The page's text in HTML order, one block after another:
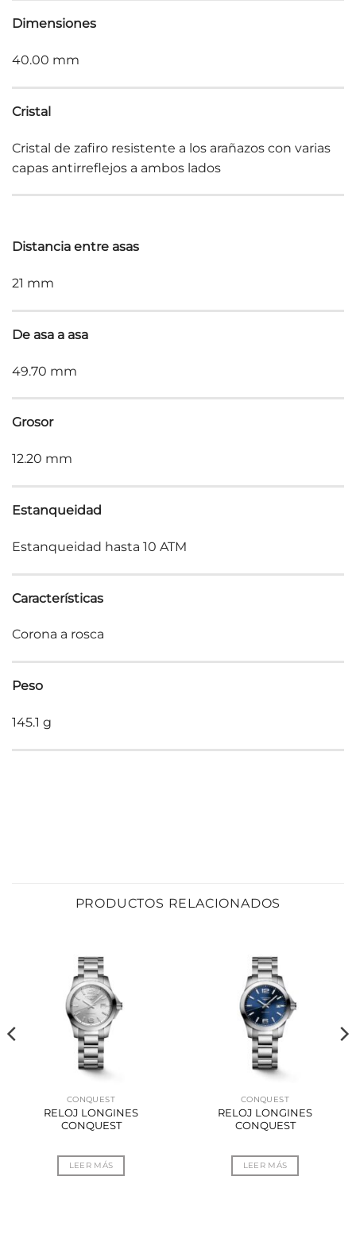
Dimensiones
40.00 mm
Cristal
Cristal de zafiro resistente a los arañazos con varias
capas antirreflejos a ambos lados
Distancia entre asas
21 mm
De asa a asa
49.70 mm
Grosor
12.20 mm
Estanqueidad
Estanqueidad hasta 10 ATM
Características
Corona a rosca
Peso
145.1 g
PRODUCTOS RELACIONADOS
CONQUEST
RELOJ LONGINES
CONQUEST
LEER MÁS
CONQUEST
RELOJ LONGINES
CONQUEST
LEER MÁS